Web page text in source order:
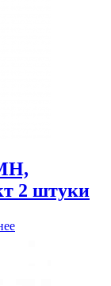
2 штуки